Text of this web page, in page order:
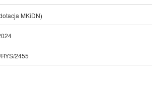
MKiDN)
2455